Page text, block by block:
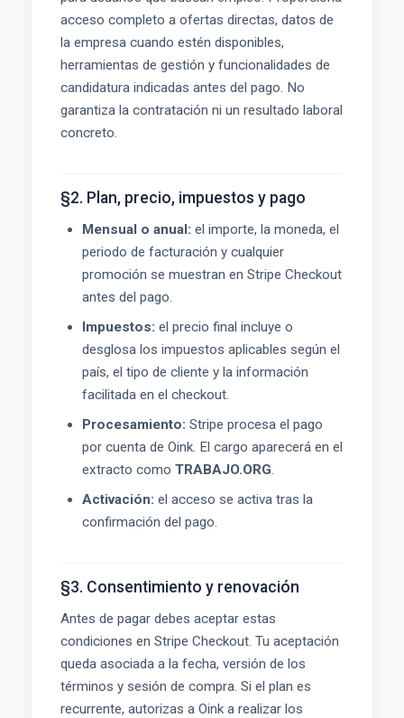
acceso completo a ofertas directas, datos de
la empresa cuando estén disponibles,
herramientas de gestión y funcionalidades de
candidatura indicadas antes del pago. No
garantiza la contratación ni un resultado laboral
concreto.
§2. Plan, precio, impuestos y pago
Mensual o anual: el importe, la moneda, el
periodo de facturación y cualquier
promoción se muestran en Stripe Checkout
antes del pago.
Impuestos: el precio final incluye o
desglosa los impuestos aplicables según el
país, el tipo de cliente y la información
facilitada en el checkout.
Procesamiento: Stripe procesa el pago
por cuenta de Oink. El cargo aparecerá en el
extracto como TRABAJO.ORG.
Activación: el acceso se activa tras la
confirmación del pago.
§3. Consentimiento y renovación
Antes de pagar debes aceptar estas
condiciones en Stripe Checkout. Tu aceptación
queda asociada a la fecha, versión de los
términos y sesión de compra. Si el plan es
recurrente, autorizas a Oink a realizar los